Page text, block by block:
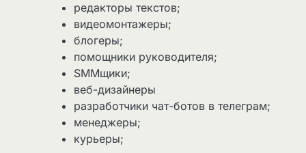
редакторы текстов;
видеомонтажеры;
блогеры;
помощники руководителя;
SMMщики;
веб-дизайнеры
разработчики чат-ботов в телеграм;
менеджеры;
курьеры;